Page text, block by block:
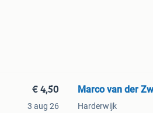
€ 4,50
3 aug 26
Marco van der
Harderwijk